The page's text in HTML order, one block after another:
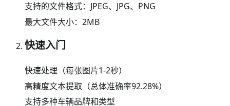
支持的文件格式：JPEG、JPG、PNG
最大文件大小：2MB
快速入门
快速处理（每张图片1-2秒）
高精度文本提取（总体准确率92.28%）
支持多种车辆品牌和类型